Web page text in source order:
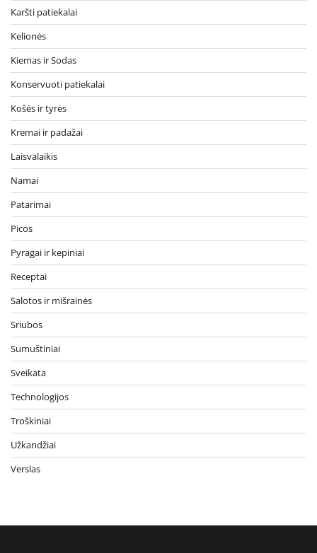
Karšti patiekalai
Kelionės
Kiemas ir Sodas
Konservuoti patiekalai
Košės ir tyrės
Kremai ir padažai
Laisvalaikis
Namai
Patarimai
Picos
Pyragai ir kepiniai
Receptai
Salotos ir mišrainės
Sriubos
Sumuštiniai
Sveikata
Technologijos
Troškiniai
Užkandžiai
Verslas